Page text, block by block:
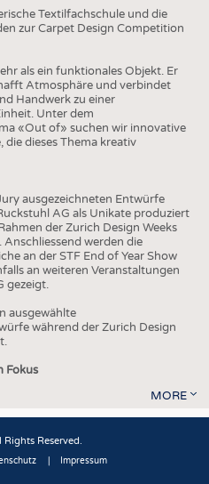
Textilfachschule und die
zur Carpet Design Competition
als ein funktionales Objekt. Er
Atmosphäre und verbindet
Handwerk zu einer
Unter dem
«Out of» suchen wir innovative
dieses Thema kreativ
ausgezeichneten Entwürfe
AG als Unikate produziert
der Zurich Design Weeks
werden die
an der STF End of Year Show
an weiteren Veranstaltungen
gezeigt.
ausgewählte
während der Zurich Design
Fokus
MORE
Reserved.
Impressum